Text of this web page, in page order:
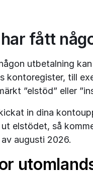
fått
utbetalning
kontoregister, till
”elstöd” eller
in dina
elstödet, så
augusti 2026.